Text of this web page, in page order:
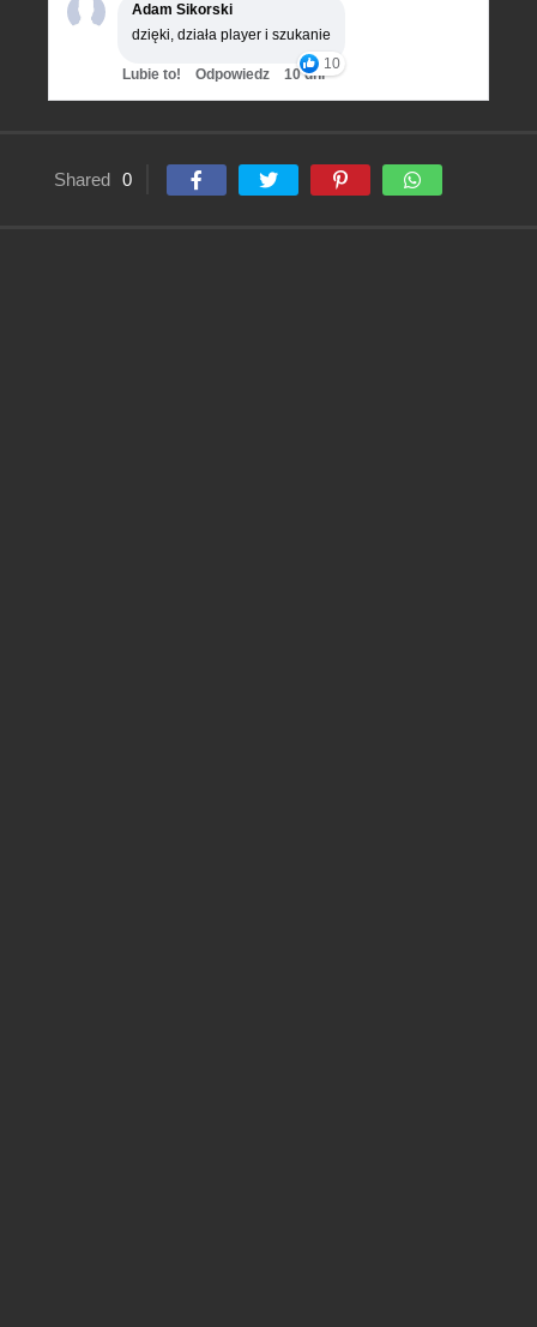
Adam Sikorski
dzięki, działa player i szukanie
10
Lubie to! Odpowiedz 10 dni
Shared 0